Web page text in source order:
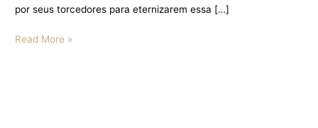
por seus torcedores para eternizarem essa […]
Read More »